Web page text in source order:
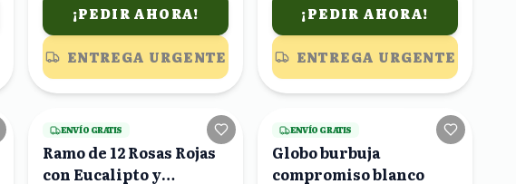
¡PEDIR AHORA!
ENTREGA URGENTE
¡PEDIR AHORA!
ENTREGA URGENTE
3viendo
ENVÍO GRATIS
Ramo de 12 Rosas Rojas
con Eucalipto y
22viendo
ENVÍO GRATIS
Globo burbuja
compromiso blanco